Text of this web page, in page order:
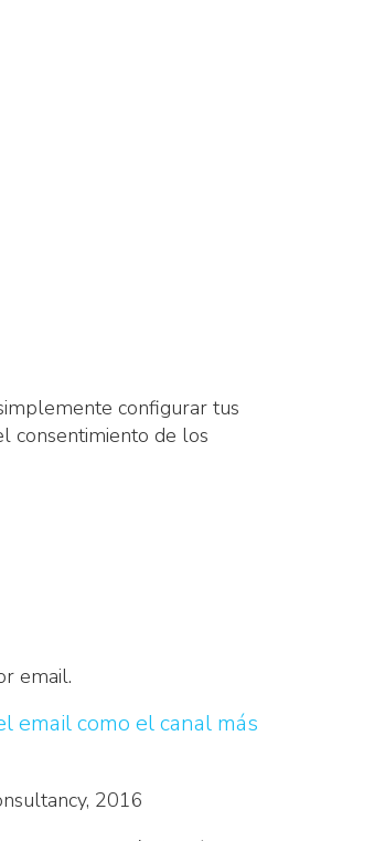
configurar tus
consentimiento de los
email.
email como el canal más
2016